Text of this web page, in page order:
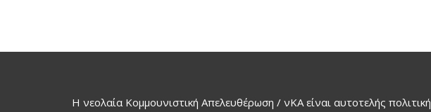
Η νεολαία Κομμουνιστική Απελευθέρωση / νΚΑ είναι αυτοτελής πολιτική